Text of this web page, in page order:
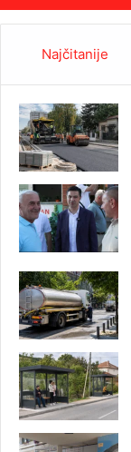
Najčitanije